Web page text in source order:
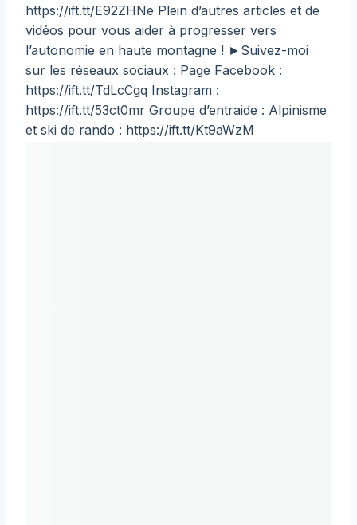
https://ift.tt/E92ZHNe Plein d’autres articles et de
vidéos pour vous aider à progresser vers
l’autonomie en haute montagne ! ►Suivez-moi
sur les réseaux sociaux : Page Facebook :
https://ift.tt/TdLcCgq Instagram :
https://ift.tt/53ct0mr Groupe d’entraide : Alpinisme
et ski de rando : https://ift.tt/Kt9aWzM